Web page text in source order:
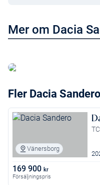
Mer om Dacia
Fler Dacia
Vänersborg
169 900 kr
Försäljningspris